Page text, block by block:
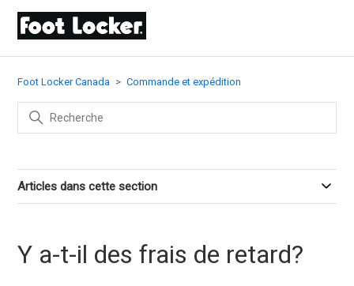
Foot Locker Canada Commande et expédition
Articles dans cette section
Y a-t-il des frais de retard?